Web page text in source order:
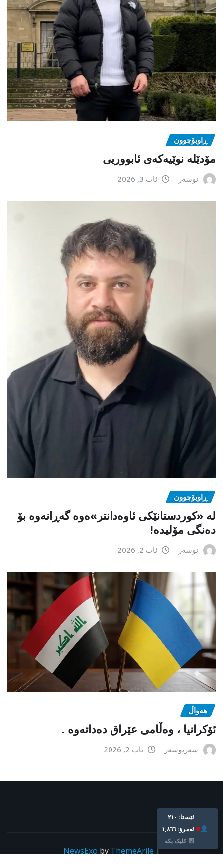
ڕاوبۆچوون
مۆدێلە نوێیەکەى ئابووریی
نوسەر ئاب 3, 2026
ڕاوبۆچوون
لە «کوردستانێکی ئاوەدانتر»ەوە گەڕانەوە بۆ
دەنگی مۆلیدە!
نوسەر ئاب 2, 2026
هەواڵ
ئۆکرانیا ، وەڵامی عێراق دەداتەوە .
سەرنوسەر ئاب 2, 2026
|
NewsExo by ThemeArile
ئێستا: ٢١٠
ئه‌مرۆ: ١,٨٦٦
کلیک بکە